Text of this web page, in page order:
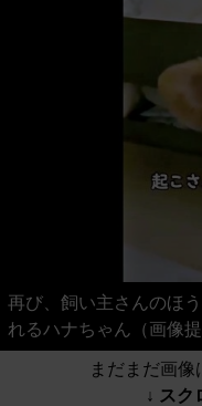
再び、飼い主さんのほ
れるハナちゃん（画像
まだまだ画像
↓ スク